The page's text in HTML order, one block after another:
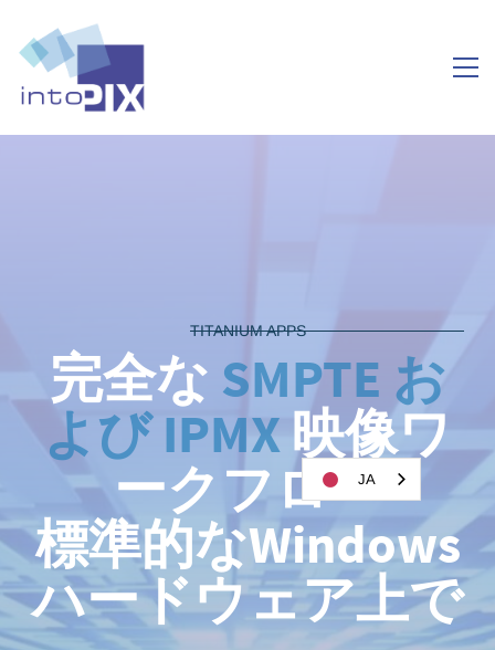
TITANIUM APPS
完全な SMPTE お
よび IPMX 映像ワ
ークフロー
標準的なWindows
ハードウェア上で
JA